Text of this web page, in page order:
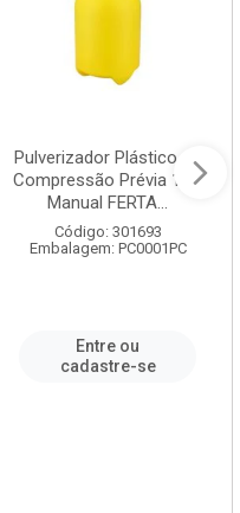
Pulverizador Plástico de
Compressão Prévia 1,5L
Manual FERTA...
Código: 301693
Embalagem: PC0001PC
Entre ou
cadastre-se